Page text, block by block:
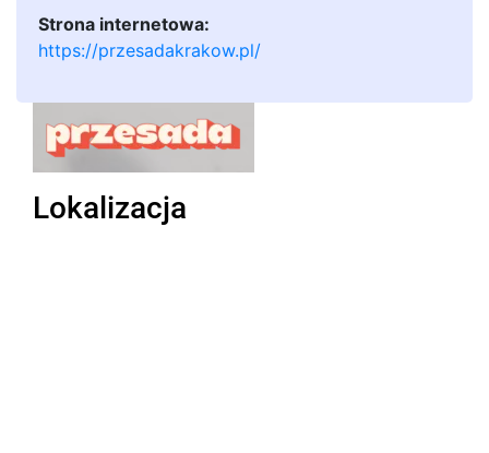
Strona internetowa:
https://przesadakrakow.pl/
Lokalizacja